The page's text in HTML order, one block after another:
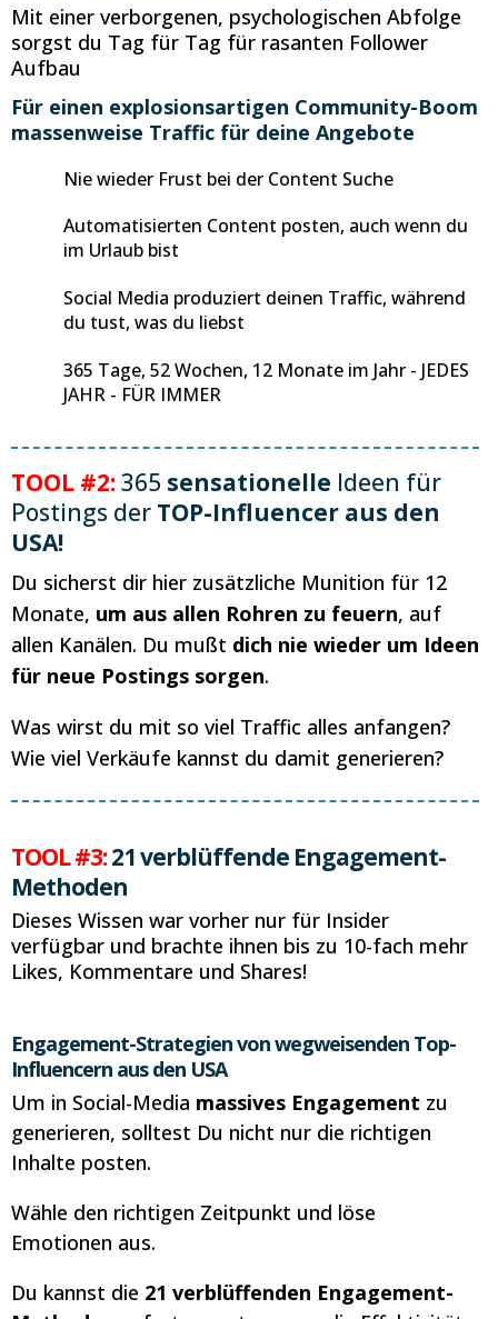
Mit einer verborgenen, psychologischen Abfolge
sorgst du Tag für Tag für rasanten Follower
Aufbau
Für einen explosionsartigen Community-Boom
massenweise Traffic für deine Angebote
Nie wieder Frust bei der Content Suche
Automatisierten Content posten, auch wenn du
im Urlaub bist
Social Media produziert deinen Traffic, während
du tust, was du liebst
365 Tage, 52 Wochen, 12 Monate im Jahr - JEDES
JAHR - FÜR IMMER
TOOL #2:365 sensationelle Ideen für
Postings der TOP-Influencer aus den
USA!
Du sicherst dir hier zusätzliche Munition für 12
Monate, um aus allen Rohren zu feuern, auf
allen Kanälen. Du mußt dich nie wieder um Ideen
für neue Postings sorgen.
Was wirst du mit so viel Traffic alles anfangen?
Wie viel Verkäufe kannst du damit generieren?
TOOL #3:21 verblüffende Engagement-
Methoden
Dieses Wissen war vorher nur für Insider
verfügbar und brachte ihnen bis zu 10-fach mehr
Likes, Kommentare und Shares!
Engagement-Strategien von wegweisenden Top-
Influencern aus den USA
Um in Social-Media massives Engagement zu
generieren, solltest Du nicht nur die richtigen
Inhalte posten.
Wähle den richtigen Zeitpunkt und löse
Emotionen aus.
Du kannst die 21 verblüffenden Engagement-